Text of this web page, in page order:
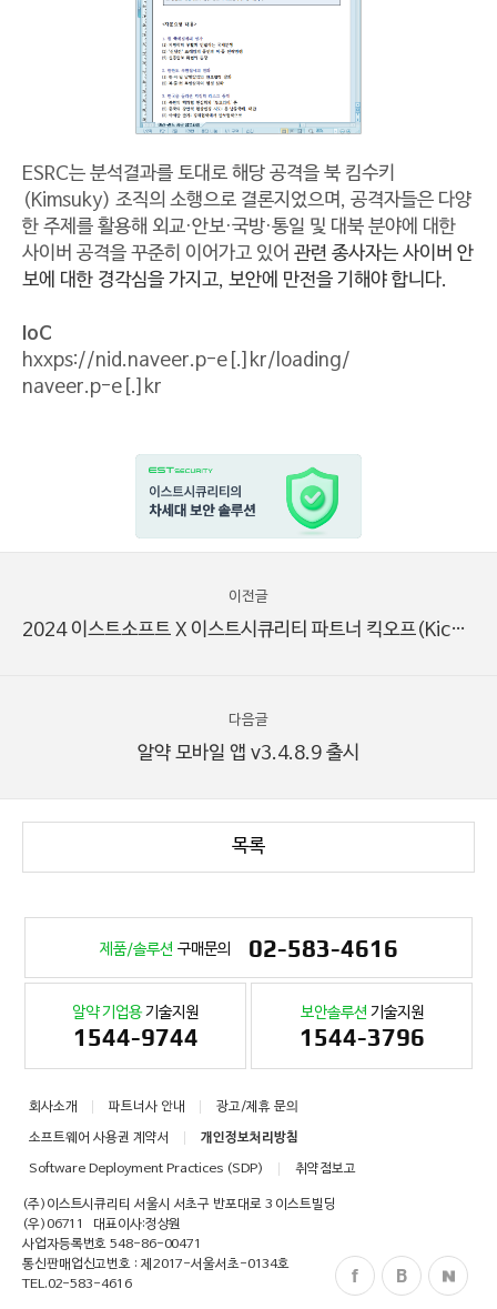
ESRC는 분석결과를 토대로 해당 공격을 북 킴수키
(Kimsuky) 조직의 소행으로 결론지었으며, 공격자들은 다양
한 주제를 활용해 외교·안보·국방·통일 및 대북 분야에 대한
사이버 공격을 꾸준히 이어가고 있어 관련 종사자는 사이버 안
보에 대한 경각심을 가지고, 보안에 만전을 기해야 합니다.
IoC
hxxps://nid.naveer.p-e[.]kr/loading/
naveer.p-e[.]kr
이전글
2024 이스트소프트 X 이스트시큐리티 파트너 킥오프(Kick-off) 행사 성료 소식!
다음글
알약 모바일 앱 v3.4.8.9 출시
목록
제품/솔루션 구매문의 02-583-4616
알약 기업용기술지원
1544-9744
보안솔루션 기술지원
1544-3796
회사소개 파트너사 안내
광고/제휴 문의
소프트웨어 사용권 계약서
개인정보처리방침
Software Deployment Practices (SDP)
취약점보고
(주)이스트시큐리티 서울시 서초구 반포대로 3 이스트빌딩
(우)06711
대표이사:정상원
사업자등록번호 548-86-00471
통신판매업신고번호 : 제2017-서울서초-0134호
TEL.02-583-4616